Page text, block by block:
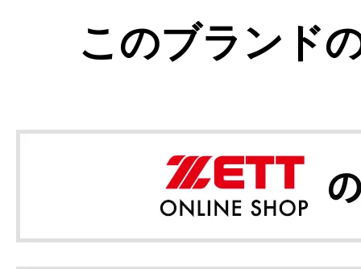
このブランド